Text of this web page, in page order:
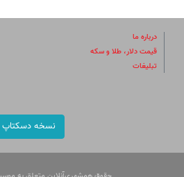
درباره ما
قیمت دلار، طلا و سکه
تبلیغات
نسخه دسکتاپ